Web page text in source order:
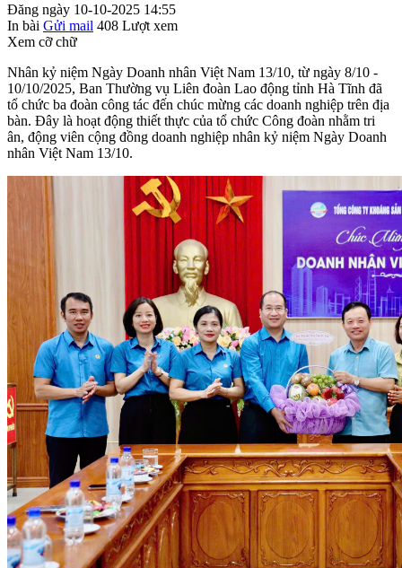
Đăng ngày 10-10-2025 14:55
In bài Gửi mail 408 Lượt xem
Xem cỡ chữ
Nhân kỷ niệm Ngày Doanh nhân Việt Nam 13/10, từ ngày 8/10 -
10/10/2025, Ban Thường vụ Liên đoàn Lao động tỉnh Hà Tĩnh đã
tổ chức ba đoàn công tác đến chúc mừng các doanh nghiệp trên địa
bàn. Đây là hoạt động thiết thực của tổ chức Công đoàn nhằm tri
ân, động viên cộng đồng doanh nghiệp nhân kỷ niệm Ngày Doanh
nhân Việt Nam 13/10.